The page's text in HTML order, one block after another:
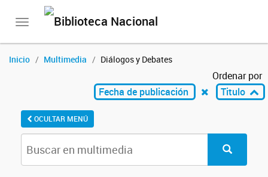
Toggle
Inicio Multimedia Diálogos y Debates
Ordenar por
Fecha de publicación
Titulo
OCULTAR MENÚ